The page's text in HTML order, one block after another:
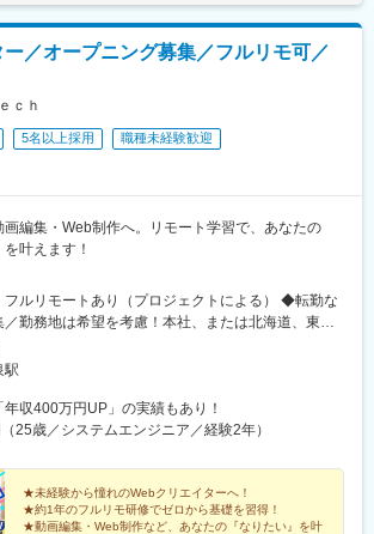
西鉄福岡駅、五島町駅、熊本駅前駅、鹿児島駅前
宿枕崎線)、美栄橋駅、新宿西口駅、反町駅、羽田空
ル駅(東京モノレール・ＡＮＡ利用)、西武新宿駅、
駅、青葉通一番町駅、日吉町駅、三島田町駅、七
ル前駅、福井駅(福井県)、大阪難波駅、猿猴橋町
川真間駅、東宿郷駅、北１２条駅、松風町駅、仙台
、末広町駅(富山県)、大阪駅、高速神戸駅、三宮駅
神国道駅、畝傍駅、南堀端駅、二本木口駅、桜島桟
／オープニング募集／フルリモ可／
ｃｈ
5名以上採用
職種未経験歓迎
画編集・Web制作へ。リモート学習で、あなたの
を叶えます！
ルリモートあり（プロジェクトによる） ◆転勤な
勤務地は希望を考慮！本社、または北海道、東
信越、東海、関西、中国、四国、九州などのプロジ
直帰OK！U・Iターンも大歓迎です。＊＼上京支援
ロジェクト先／北海道、東北、関東、北信越、東
、四国、九州など全国各地のプロジェクト先【ア
王井の頭線「渋谷」駅から徒歩3分※プロジ
異なります。 ※全国各地、ご希望の勤務地エリア
定いたします。
駅
収400万円UP」の実績もあり！
25歳／システムエンジニア／経験2年）
★未経験から憧れのWebクリエイターへ！
★約1年のフルリモ研修でゼロから基礎を習得！
★動画編集・Web制作など、あなたの『なりたい』を叶